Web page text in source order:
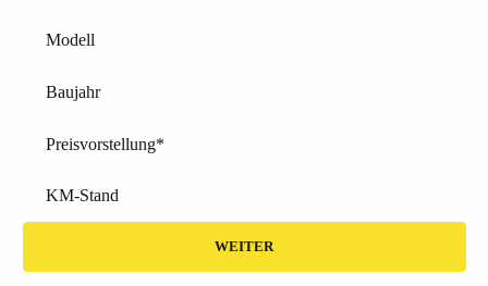
Modell
Baujahr
Preisvorstellung*
KM-Stand
WEITER